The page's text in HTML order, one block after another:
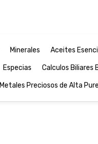
Minerales Aceites
Especias Calculos Biliares
Metales Preciosos de Alta